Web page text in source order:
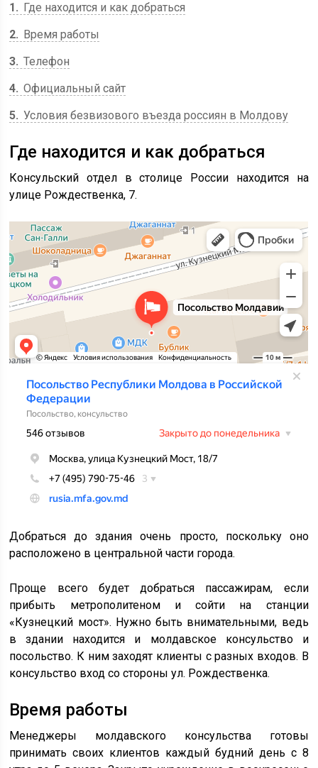
1
Где находится и как добраться
2
Время работы
3 Телефон
4 Официальный сайт
5 Условия безвизового въезда россиян в Молдову
Где находится и как добраться
Консульский отдел в столице России находится на
улице Рождественка, 7.
Добраться до здания очень просто, поскольку оно
расположено в центральной части города.
Проще всего будет добраться пассажирам, если
прибыть метрополитеном и сойти на станции
«Кузнецкий мост». Нужно быть внимательными, ведь
в здании находится и молдавское консульство и
посольство. К ним заходят клиенты с разных входов. В
консульство вход со стороны ул. Рождественка.
Время работы
Менеджеры молдавского консульства готовы
принимать своих клиентов каждый будний день с 8